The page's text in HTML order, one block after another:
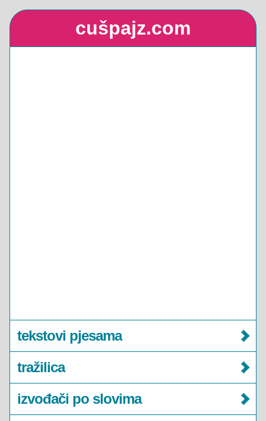
cušpajz.com
tekstovi pjesama
tražilica
izvođači po slovima